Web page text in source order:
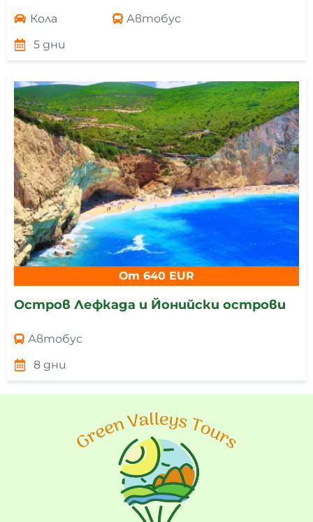
Кола
Автобус
5 дни
От 640 EUR
Остров Лефкада и Йонийски острови
Автобус
8 дни